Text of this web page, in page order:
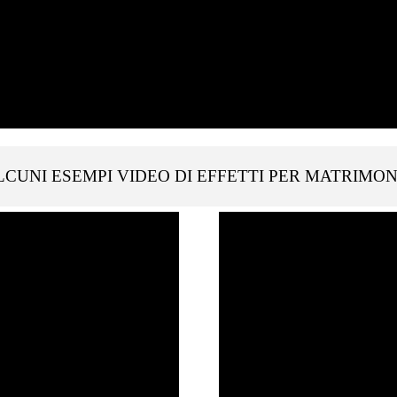
ESEMPI VIDEO DI EFFETTI PER